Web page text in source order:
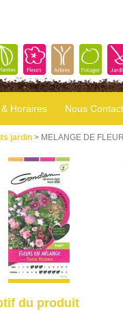
Horaires Nous
jardin > MELANGE DE
du produit